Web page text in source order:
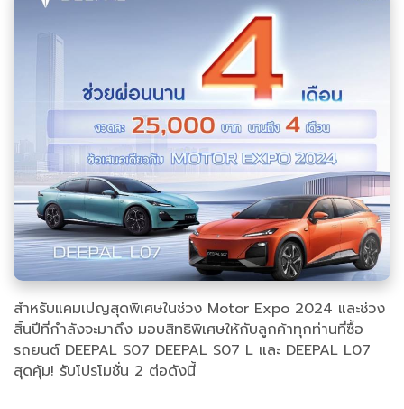
สำหรับแคมเปญสุดพิเศษในช่วง Motor Expo 2024 และช่วง
สิ้นปีที่กำลังจะมาถึง มอบสิทธิพิเศษให้กับลูกค้าทุกท่านที่ซื้อ
รถยนต์ DEEPAL S07 DEEPAL S07 L และ DEEPAL L07
สุดคุ้ม! รับโปรโมชั่น 2 ต่อดังนี้